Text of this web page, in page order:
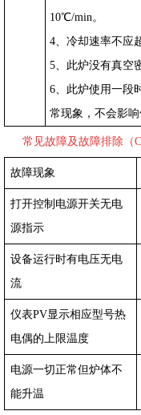
10℃/min。
4 、冷却速率不应
5 、此炉没有真空
6 、此炉使用一
常现象，不会影
常见故障及故障排除（
故障现象
打开控制电源开关无电
源指示
设备运行时有电压无电
流
仪表PV显示相应型号热
电偶的上限温度
电源一切正常但炉体不
能升温